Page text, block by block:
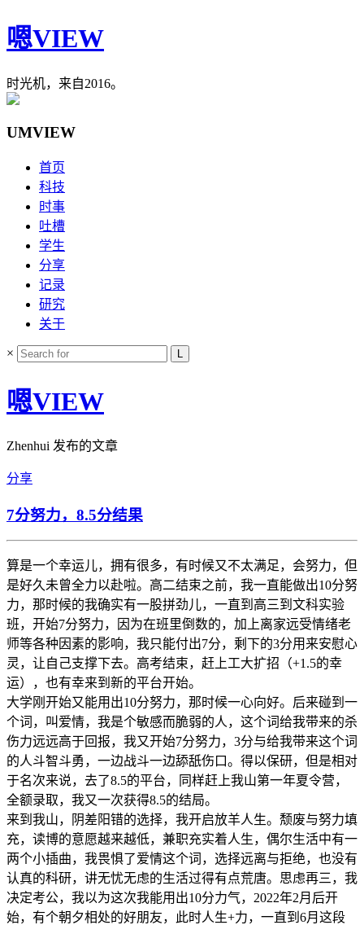
嗯VIEW
时光机，来自2016。
UMVIEW
首页
科技
时事
吐槽
学生
分享
记录
研究
关于
×
嗯VIEW
Zhenhui 发布的文章
分享
7分努力，8.5分结果
算是一个幸运儿，拥有很多，有时候又不太满足，会努力，但
是好久未曾全力以赴啦。高二结束之前，我一直能做出10分努
力，那时候的我确实有一股拼劲儿，一直到高三到文科实验
班，开始7分努力，因为在班里倒数的，加上离家远受情绪老
师等各种因素的影响，我只能付出7分，剩下的3分用来安慰心
灵，让自己支撑下去。高考结束，赶上工大扩招（+1.5的幸
运），也有幸来到新的平台开始。
大学刚开始又能用出10分努力，那时候一心向好。后来碰到一
个词，叫爱情，我是个敏感而脆弱的人，这个词给我带来的杀
伤力远远高于回报，我又开始7分努力，3分与给我带来这个词
的人斗智斗勇，一边战斗一边舔舐伤口。得以保研，但是相对
于名次来说，去了8.5的平台，同样赶上我山第一年夏令营，
全额录取，我又一次获得8.5的结局。
来到我山，阴差阳错的选择，我开启放羊人生。颓废与努力填
充，读博的意愿越来越低，兼职充实着人生，偶尔生活中有一
两个小插曲，我畏惧了爱情这个词，选择远离与拒绝，也没有
认真的科研，讲无忧无虑的生活过得有点荒唐。思虑再三，我
决定考公，我以为这次我能用出10分力气，2022年2月后开
始，有个朝夕相处的好朋友，此时人生+力，一直到6月这段